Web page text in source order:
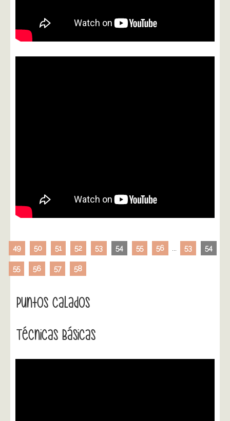
49 50 51 52 53 54 55 56 53 54
55 56 57 58
Puntos Calados
Técnicas Básicas